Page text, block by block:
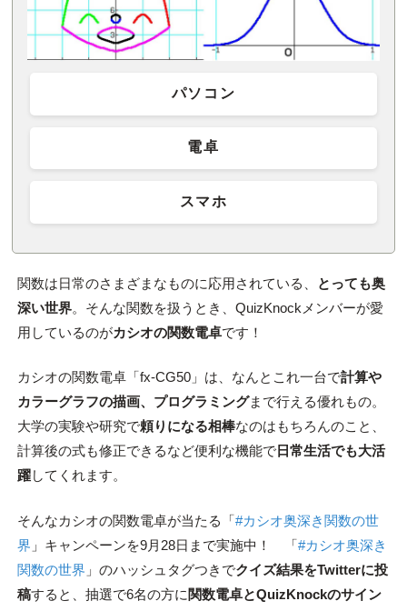
パソコン
電卓
スマホ
関数は日常のさまざまなものに応用されている、
とっても奥
深い世界。そんな関数を扱うとき、QuizKnockメンバーが愛
用しているのがカシオの関数電卓です！
カシオの関数電卓「fx-CG50」は、なんとこれ一台で計算や
カラーグラフの描画、プログラミングまで行える優れもの。
大学の実験や研究で頼りになる相棒なのはもちろんのこと、
計算後の式も修正できるなど便利な機能で日常生活でも大活
躍してくれます。
そんなカシオの関数電卓が当たる「#カシオ奥深き関数の世
界 」キャンペーンを9月28日まで実施中！ 「#カシオ奥深き
関数の世界 」のハッシュタグつきでクイズ結果をTwitterに投
稿すると、抽選で6名の方に 関数電卓とQuizKnockのサイン